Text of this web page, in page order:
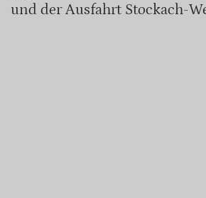
und der Ausfahrt Stockach-